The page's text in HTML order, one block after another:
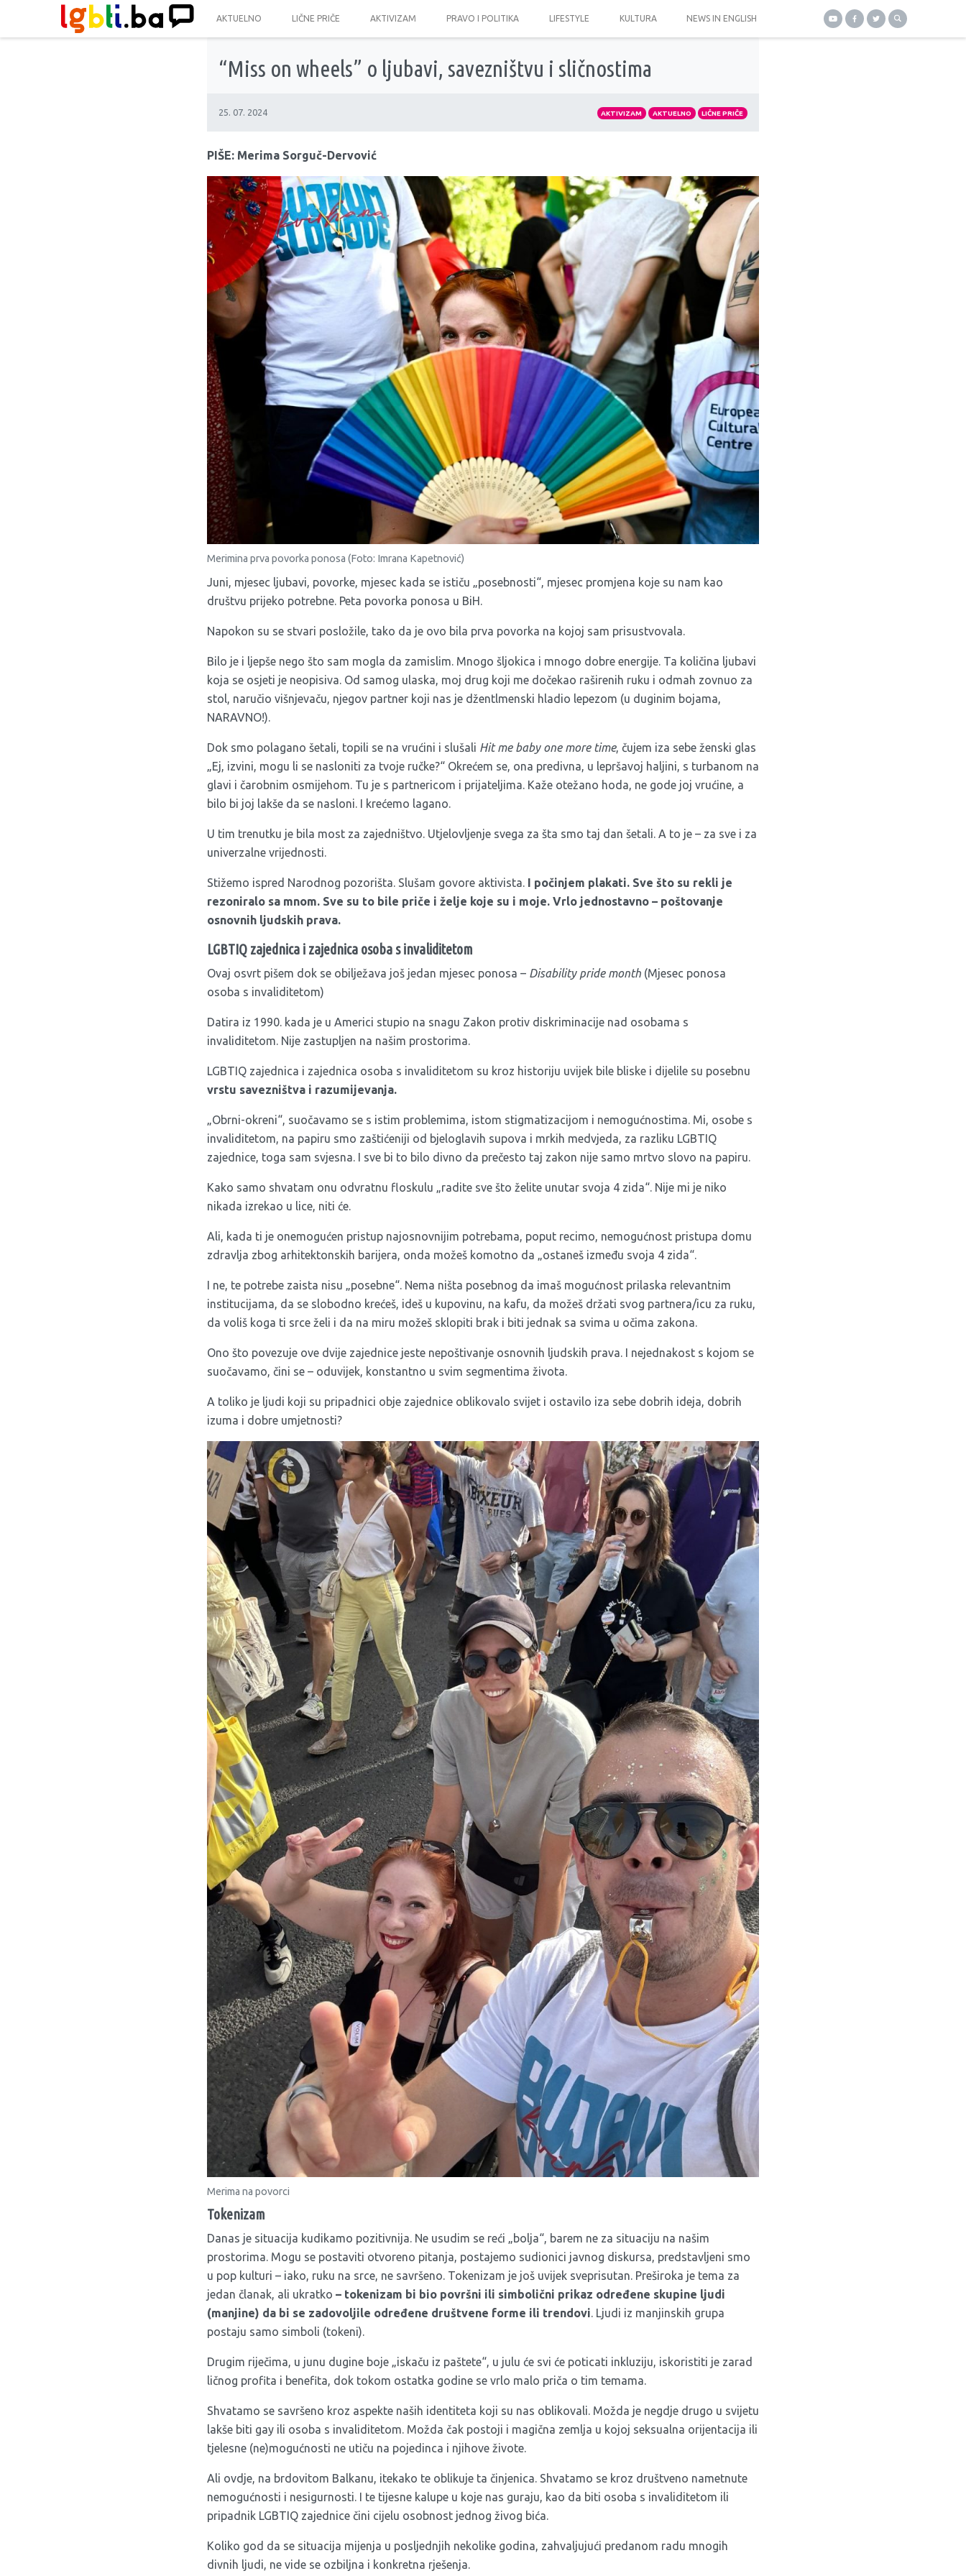
AKTUELNO LIČNE PRIČE AKTIVIZAM PRAVO I POLITIKA LIFESTYLE KULTURA NEWS IN ENGLISH
“Miss on wheels” o ljubavi, savezništvu i sličnostima
25. 07. 2024 AKTIVIZAM AKTUELNO LIČNE PRIČE
PIŠE: Merima Sorguč-Dervović
Merimina prva povorka ponosa (Foto: Imrana Kapetnović)
Juni, mjesec ljubavi, povorke, mjesec kada se ističu „posebnosti“, mjesec promjena koje su nam kao
društvu prijeko potrebne. Peta povorka ponosa u BiH.
Napokon su se stvari posložile, tako da je ovo bila prva povorka na kojoj sam prisustvovala.
Bilo je i ljepše nego što sam mogla da zamislim. Mnogo šljokica i mnogo dobre energije. Ta količina ljubavi
koja se osjeti je neopisiva. Od samog ulaska, moj drug koji me dočekao raširenih ruku i odmah zovnuo za
stol, naručio višnjevaču, njegov partner koji nas je džentlmenski hladio lepezom (u duginim bojama,
NARAVNO!).
Dok smo polagano šetali, topili se na vrućini i slušali Hit me baby one more time, čujem iza sebe ženski glas
„Ej, izvini, mogu li se nasloniti za tvoje ručke?“ Okrećem se, ona predivna, u lepršavoj haljini, s turbanom na
glavi i čarobnim osmijehom. Tu je s partnericom i prijateljima. Kaže otežano hoda, ne gode joj vrućine, a
bilo bi joj lakše da se nasloni. I krećemo lagano.
U tim trenutku je bila most za zajedništvo. Utjelovljenje svega za šta smo taj dan šetali. A to je – za sve i za
univerzalne vrijednosti.
Stižemo ispred Narodnog pozorišta. Slušam govore aktivista. I počinjem plakati. Sve što su rekli je
rezoniralo sa mnom. Sve su to bile priče i želje koje su i moje. Vrlo jednostavno – poštovanje
osnovnih ljudskih prava.
LGBTIQ zajednica i zajednica osoba s invaliditetom
Ovaj osvrt pišem dok se obilježava još jedan mjesec ponosa – Disability pride month (Mjesec ponosa
osoba s invaliditetom)
Datira iz 1990. kada je u Americi stupio na snagu Zakon protiv diskriminacije nad osobama s
invaliditetom. Nije zastupljen na našim prostorima.
LGBTIQ zajednica i zajednica osoba s invaliditetom su kroz historiju uvijek bile bliske i dijelile su posebnu
vrstu savezništva i razumijevanja.
„Obrni-okreni“, suočavamo se s istim problemima, istom stigmatizacijom i nemogućnostima. Mi, osobe s
invaliditetom, na papiru smo zaštićeniji od bjeloglavih supova i mrkih medvjeda, za razliku LGBTIQ
zajednice, toga sam svjesna. I sve bi to bilo divno da prečesto taj zakon nije samo mrtvo slovo na papiru.
Kako samo shvatam onu odvratnu floskulu „radite sve što želite unutar svoja 4 zida“. Nije mi je niko
nikada izrekao u lice, niti će.
Ali, kada ti je onemogućen pristup najosnovnijim potrebama, poput recimo, nemogućnost pristupa domu
zdravlja zbog arhitektonskih barijera, onda možeš komotno da „ostaneš između svoja 4 zida“.
I ne, te potrebe zaista nisu „posebne“. Nema ništa posebnog da imaš mogućnost prilaska relevantnim
institucijama, da se slobodno krećeš, ideš u kupovinu, na kafu, da možeš držati svog partnera/icu za ruku,
da voliš koga ti srce želi i da na miru možeš sklopiti brak i biti jednak sa svima u očima zakona.
Ono što povezuje ove dvije zajednice jeste nepoštivanje osnovnih ljudskih prava. I nejednakost s kojom se
suočavamo, čini se – oduvijek, konstantno u svim segmentima života.
A toliko je ljudi koji su pripadnici obje zajednice oblikovalo svijet i ostavilo iza sebe dobrih ideja, dobrih
izuma i dobre umjetnosti?
Merima na povorci
Tokenizam
Danas je situacija kudikamo pozitivnija. Ne usudim se reći „bolja“, barem ne za situaciju na našim
prostorima. Mogu se postaviti otvoreno pitanja, postajemo sudionici javnog diskursa, predstavljeni smo
u pop kulturi – iako, ruku na srce, ne savršeno. Tokenizam je još uvijek sveprisutan. Preširoka je tema za
jedan članak, ali ukratko – tokenizam bi bio površni ili simbolični prikaz određene skupine ljudi
(manjine) da bi se zadovoljile određene društvene forme ili trendovi. Ljudi iz manjinskih grupa
postaju samo simboli (tokeni).
Drugim riječima, u junu dugine boje „iskaču iz paštete“, u julu će svi će poticati inkluziju, iskoristiti je zarad
ličnog profita i benefita, dok tokom ostatka godine se vrlo malo priča o tim temama.
Shvatamo se savršeno kroz aspekte naših identiteta koji su nas oblikovali. Možda je negdje drugo u svijetu
lakše biti gay ili osoba s invaliditetom. Možda čak postoji i magična zemlja u kojoj seksualna orijentacija ili
tjelesne (ne)mogućnosti ne utiču na pojedinca i njihove živote.
Ali ovdje, na brdovitom Balkanu, itekako te oblikuje ta činjenica. Shvatamo se kroz društveno nametnute
nemogućnosti i nesigurnosti. I te tijesne kalupe u koje nas guraju, kao da biti osoba s invaliditetom ili
pripadnik LGBTIQ zajednice čini cijelu osobnost jednog živog bića.
Koliko god da se situacija mijenja u posljednjih nekolike godina, zahvaljujući predanom radu mnogih
divnih ljudi, ne vide se ozbiljna i konkretna rješenja.